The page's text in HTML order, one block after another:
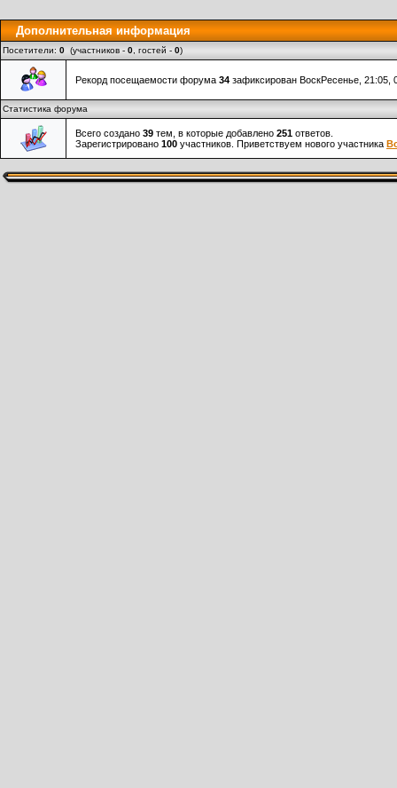
Дополнительная информация
Посетители: 0 (участников - 0 , гостей - 0)
Рекорд посещаемости форума 34 зафиксирован ВоскРесенье, 21:05,
Статистика форума
Всего создано 39 тем, в которые добавлено 251 ответов.
Зарегистрировано 100 участников. Приветствуем нового участника